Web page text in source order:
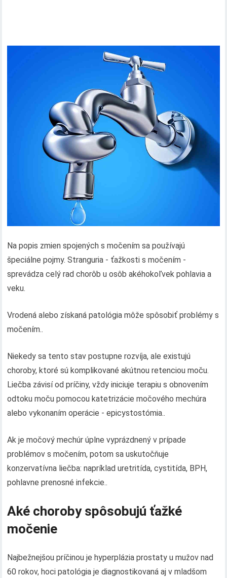
Na popis zmien spojených s močením sa používajú
špeciálne pojmy. Stranguria - ťažkosti s močením -
sprevádza celý rad chorôb u osôb akéhokoľvek pohlavia a
veku.
Vrodená alebo získaná patológia môže spôsobiť problémy s
močením..
Niekedy sa tento stav postupne rozvíja, ale existujú
choroby, ktoré sú komplikované akútnou retenciou moču.
Liečba závisí od príčiny, vždy iniciuje terapiu s obnovením
odtoku moču pomocou katetrizácie močového mechúra
alebo vykonaním operácie - epicystostómia..
Ak je močový mechúr úplne vyprázdnený v prípade
problémov s močením, potom sa uskutočňuje
konzervatívna liečba: napríklad uretritída, cystitída, BPH,
pohlavne prenosné infekcie..
Aké choroby spôsobujú ťažké
močenie
Najbežnejšou príčinou je hyperplázia prostaty u mužov nad
60 rokov, hoci patológia je diagnostikovaná aj v mladšom